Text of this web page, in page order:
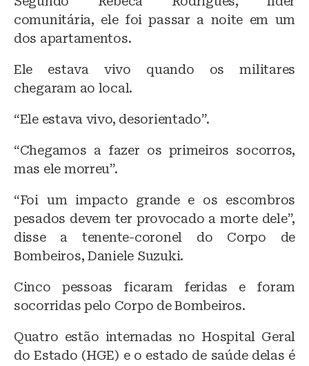
comunitária, ele foi passar a noite em um
dos apartamentos.
Ele estava vivo quando os militares
chegaram ao local.
“Ele estava vivo, desorientado”.
“Chegamos a fazer os primeiros socorros,
mas ele morreu”.
“Foi um impacto grande e os escombros
pesados devem ter provocado a morte dele”,
disse a tenente-coronel do Corpo de
Bombeiros, Daniele Suzuki.
Cinco pessoas ficaram feridas e foram
socorridas pelo Corpo de Bombeiros.
Quatro estão internadas no Hospital Geral
do Estado (HGE) e o estado de saúde delas é